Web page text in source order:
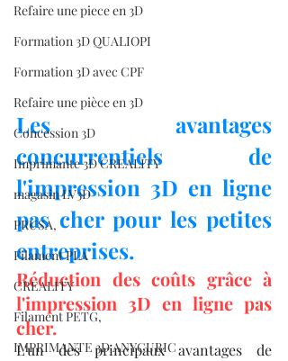
Refaire une piece en 3D
Formation 3D QUALIOPI
Formation 3D avec CPF
Refaire une pièce en 3D
Concession 3D
Imprimante 3D CREALITY
magasin LV3D
PRUSA,
Filament PLA
CREALITY
Filament PETG,
IMPRIMANTE 3D ANYCUBIC
Les avantages
concurrentiels de
l'impression 3D en ligne
pas cher pour les petites
entreprises.
Réduction des coûts grâce à
l'impression 3D en ligne pas
cher.
L'un des principaux avantages de